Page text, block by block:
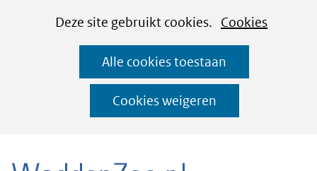
CookiesDeze site gebruikt cookies. Cookies
Alle cookies toestaan
Cookies weigeren
Ga
naar
de
inhoud